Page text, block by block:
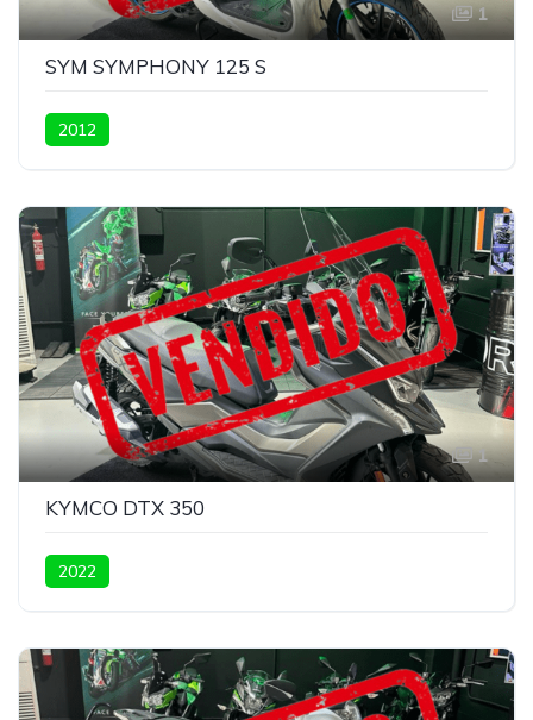
1
SYM SYMPHONY 125 S
2012
1
KYMCO DTX 350
2022